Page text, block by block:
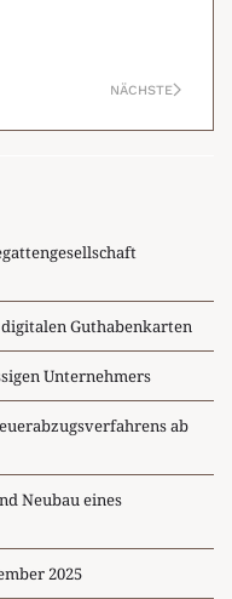
NÄCHSTE
Guthabenkarten
Unternehmers
ab
Neubau eines
2025